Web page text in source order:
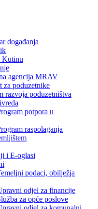
događanja
Kutinu
agencija MRAV
za poduzetnike
razvoja poduzetništva
potpora u
raspolaganja
i E-oglasi
podaci, obilježja
odjel za financije
za opće poslove